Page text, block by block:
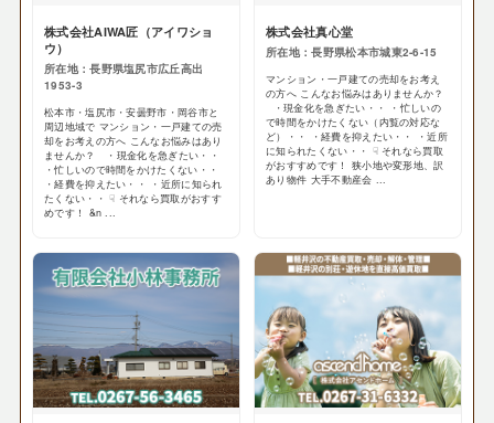
株式会社AIWA匠（アイワショ
ウ）
所在地：長野県塩尻市広丘高出
1953-3
松本市・塩尻市・安曇野市・岡谷市と
周辺地域で マンション・一戸建ての売
却をお考えの方へ こんなお悩みはあり
ませんか？ ・現金化を急ぎたい・・
・忙しいので時間をかけたくない・・
・経費を抑えたい・・ ・近所に知られ
たくない・・ ☟ それなら買取がおすす
めです！ &n ...
株式会社真心堂
所在地：長野県松本市城東2-6-15
マンション・一戸建ての売却をお考え
の方へ こんなお悩みはありませんか？
・現金化を急ぎたい・・ ・忙しいの
で時間をかけたくない（内覧の対応な
ど）・・ ・経費を抑えたい・・ ・近所
に知られたくない・・ ☟ それなら買取
がおすすめです！ 狭小地や変形地、訳
あり物件 大手不動産会 ...